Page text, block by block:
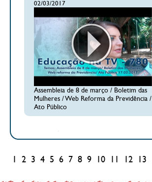
02/03/2017
Assembleia de 8 de março / Boletim das
Mulheres / Web Reforma da Previdência /
Ato Público
2 3 4 5 6 7 8 9 10 12 13